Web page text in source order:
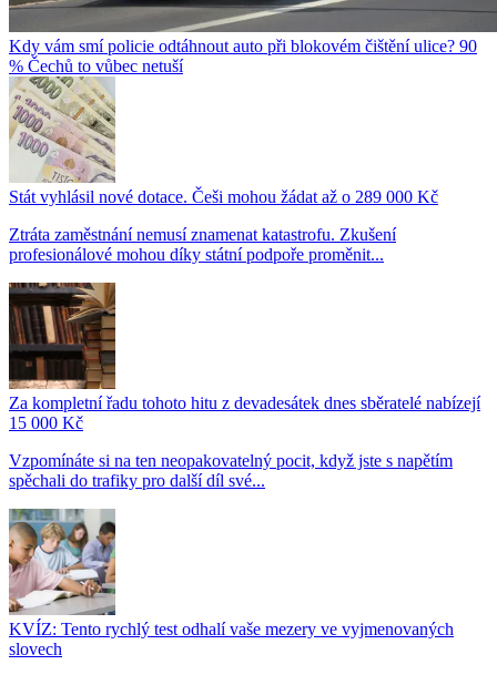
Kdy vám smí policie odtáhnout auto při blokovém čištění ulice? 90
% Čechů to vůbec netuší
Stát vyhlásil nové dotace. Češi mohou žádat až o 289 000 Kč
Ztráta zaměstnání nemusí znamenat katastrofu. Zkušení
profesionálové mohou díky státní podpoře proměnit...
Za kompletní řadu tohoto hitu z devadesátek dnes sběratelé nabízejí
15 000 Kč
Vzpomínáte si na ten neopakovatelný pocit, když jste s napětím
spěchali do trafiky pro další díl své...
KVÍZ: Tento rychlý test odhalí vaše mezery ve vyjmenovaných
slovech